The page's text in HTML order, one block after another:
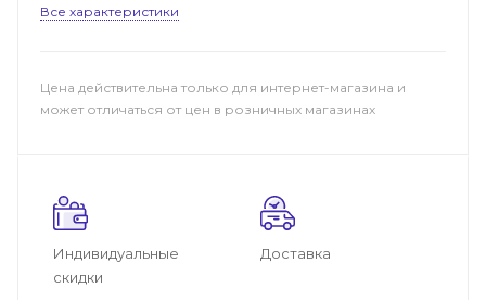
Все характеристики
Цена действительна только для интернет-магазина и
может отличаться от цен в розничных магазинах
Индивидуальные
скидки
Доставка